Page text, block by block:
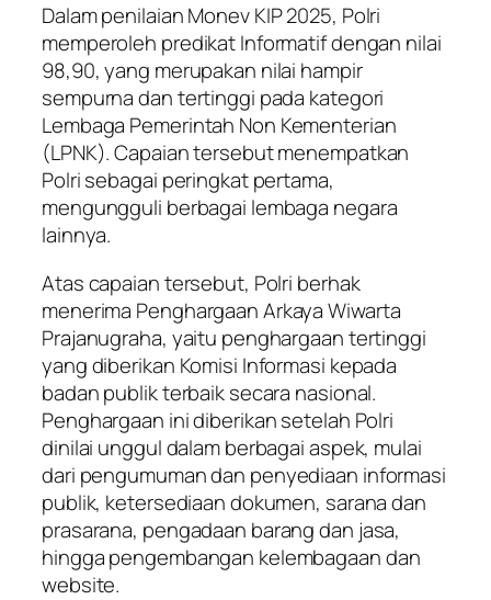
Dalam penilaian Monev KIP 2025, Polri
memperoleh predikat Informatif dengan nilai
98,90, yang merupakan nilai hampir
sempurna dan tertinggi pada kategori
Lembaga Pemerintah Non Kementerian
(LPNK). Capaian tersebut menempatkan
Polri sebagai peringkat pertama,
mengungguli berbagai lembaga negara
lainnya.
Atas capaian tersebut, Polri berhak
menerima Penghargaan Arkaya Wiwarta
Prajanugraha, yaitu penghargaan tertinggi
yang diberikan Komisi Informasi kepada
badan publik terbaik secara nasional.
Penghargaan ini diberikan setelah Polri
dinilai unggul dalam berbagai aspek, mulai
dari pengumuman dan penyediaan informasi
publik, ketersediaan dokumen, sarana dan
prasarana, pengadaan barang dan jasa,
hingga pengembangan kelembagaan dan
website.